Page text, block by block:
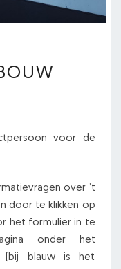
voor de
over ’t
door te klikken op
het formulier in te
onder het
(bij blauw is het